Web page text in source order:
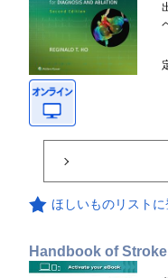
ほしいものリストに
Handbook of